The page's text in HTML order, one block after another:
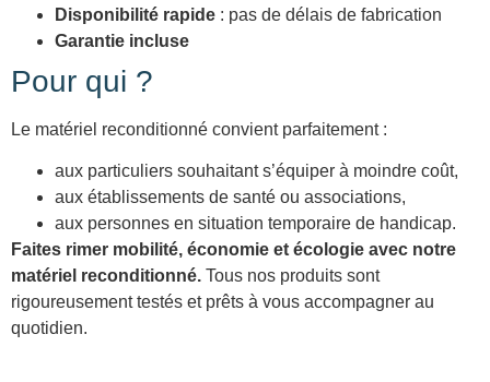
Disponibilité rapide : pas de délais de fabrication
Garantie incluse
Pour qui ?
Le matériel reconditionné convient parfaitement :
aux particuliers souhaitant s’équiper à moindre coût,
aux établissements de santé ou associations,
aux personnes en situation temporaire de handicap.
Faites rimer mobilité, économie et écologie avec notre
matériel reconditionné. Tous nos produits sont
rigoureusement testés et prêts à vous accompagner au
quotidien.